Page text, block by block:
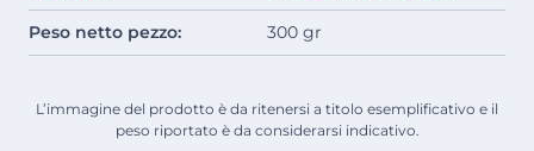
Peso netto pezzo: 300 gr
L’immagine del prodotto è da ritenersi a titolo esemplificativo e il
peso riportato è da considerarsi indicativo.